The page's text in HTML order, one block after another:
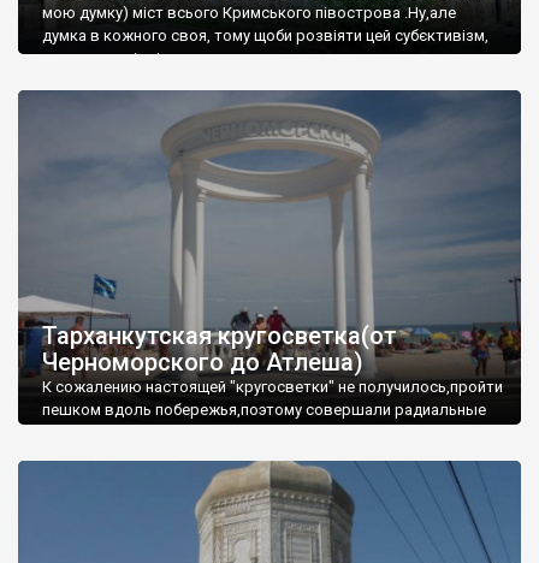
мою думку) міст всього Кримського півострова .Ну,але
думка в кожного своя, тому щоби розвіяти цей субєктивізм,
запрошую відвідати це
Тарханкутская кругосветка(от
Черноморского до Атлеша)
К сожалению настоящей "кругосветки" не получилось,пройти
пешком вдоль побережья,поэтому совершали радиальные